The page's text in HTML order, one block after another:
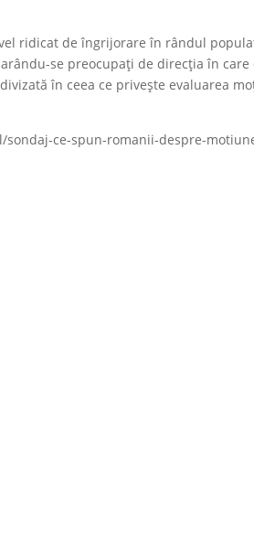
ridicat de îngrijorare în rândul
se preocupați de direcția în care
în ceea ce privește evaluarea
ce-spun-romanii-despre-